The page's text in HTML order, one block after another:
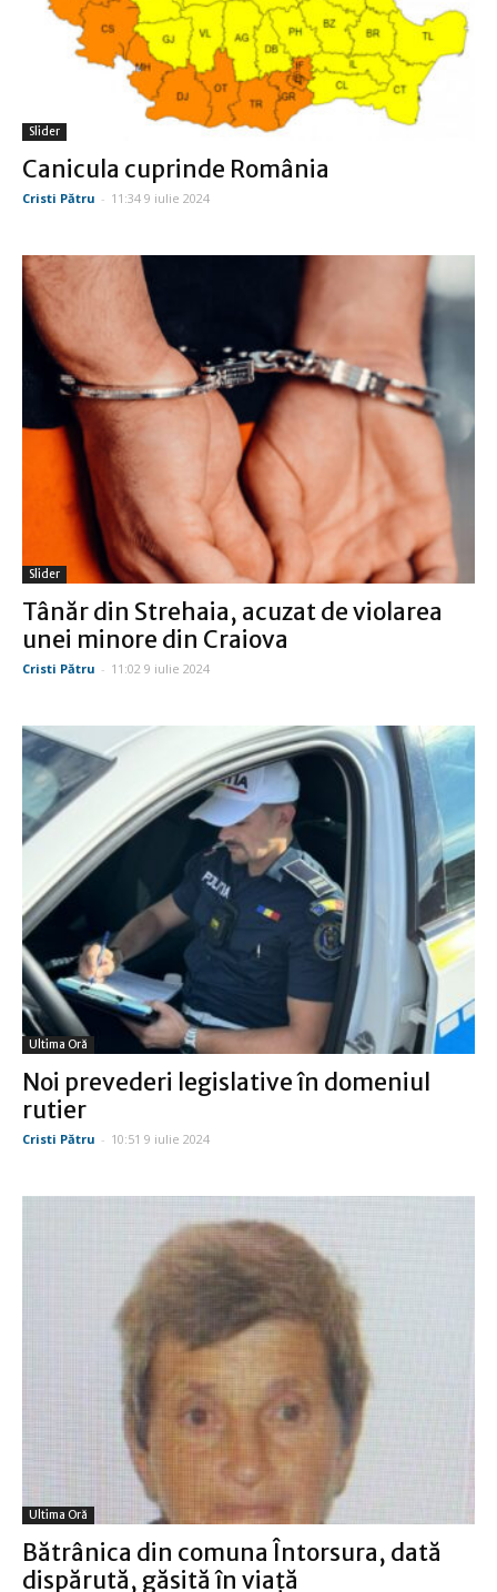
Slider
Canicula cuprinde România
Cristi Pătru - 11:34 9 iulie 2024
Slider
Tânăr din Strehaia, acuzat de violarea
unei minore din Craiova
Cristi Pătru - 11:02 9 iulie 2024
Ultima Oră
Noi prevederi legislative în domeniul
rutier
Cristi Pătru - 10:51 9 iulie 2024
Ultima Oră
Bătrânica din comuna Întorsura, dată
dispărută, găsită în viaţă